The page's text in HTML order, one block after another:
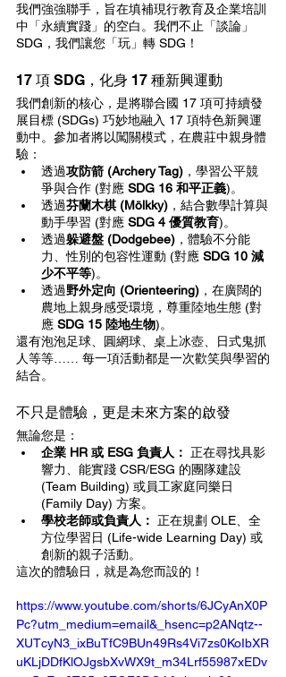
我們強強聯手，旨在填補現行教育及企業培訓
中「永續實踐」的空白。我們不止「談論」
SDG，我們讓您「玩」轉 SDG！
17 項 SDG，化身 17 種新興運動
我們創新的核心，是將聯合國 17 項可持續發
展目標 (SDGs) 巧妙地融入 17 項特色新興運
動中。參加者將以闖關模式，在農莊中親身體
驗：
透過攻防箭 (Archery Tag) ，學習公平競
爭與合作 (對應 SDG 16 和平正義)。
透過芬蘭木棋 (Mölkky) ，結合數學計算與
動手學習 (對應 SDG 4 優質教育)。
透過躲避盤 (Dodgebee) ，體驗不分能
力、性別的包容性運動 (對應 SDG 10 減
少不平等)。
透過野外定向 (Orienteering) ，在廣闊的
農地上親身感受環境，尊重陸地生態 (對
應 SDG 15 陸地生物)。
還有泡泡足球、圓網球、桌上冰壺、日式鬼抓
人等等…… 每一項活動都是一次歡笑與學習的
結合。
不只是體驗，更是未來方案的啟發
無論您是：
企業 HR 或 ESG 負責人： 正在尋找具影
響力、能實踐 CSR/ESG 的團隊建設
(Team Building) 或員工家庭同樂日
(Family Day) 方案。
學校老師或負責人： 正在規劃 OLE、全
方位學習日 (Life-wide Learning Day) 或
創新的親子活動。
這次的體驗日，就是為您而設的！
https://www.youtube.com/shorts/6JCyAnX0P
Pc?utm_medium=email&_hsenc=p2ANqtz--
XUTcyN3_ixBuTfC9BUn49Rs4Vi7zs0KoIbXR
uKLjDDfKlOJgsbXvWX9t_m34Lrf55987xEDv